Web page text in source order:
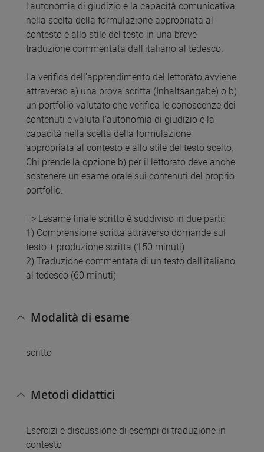
l'autonomia di giudizio e la capacità comunicativa
nella scelta della formulazione appropriata al
contesto e allo stile del testo in una breve
traduzione commentata dall'italiano al tedesco.
La verifica dell'apprendimento del lettorato avviene
attraverso a) una prova scritta (Inhaltsangabe) o b)
un portfolio valutato che verifica le conoscenze dei
contenuti e valuta l'autonomia di giudizio e la
capacità nella scelta della formulazione
appropriata al contesto e allo stile del testo scelto.
Chi prende la opzione b) per il lettorato deve anche
sostenere un esame orale sui contenuti del proprio
portfolio.
=> L'esame finale scritto è suddiviso in due parti:
1) Comprensione scritta attraverso domande sul
testo + produzione scritta (150 minuti)
2) Traduzione commentata di un testo dall'italiano
al tedesco (60 minuti)
Modalità di esame
scritto
Metodi didattici
Esercizi e discussione di esempi di traduzione in
contesto